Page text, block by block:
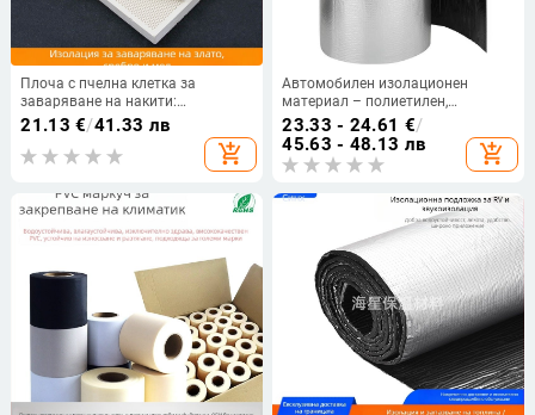
Плоча с пчелна клетка за
заваряване на накити:
заваряване на злато, сребро и
мед; изолационна плоча за
заваряване; кварцова
огнеупорна тухла; инструменти
за позлата
21.13 €/41.33 лв
add_shopping_cart
Автомобилен изолационен
материал – полиетилен,
микропорозна структура,
сърцевина полиестерно влакно,
навивка, термична проводимост
0.035 W/m·K.
23.33 - 24.61 €/
45.63 - 48.13 лв
add_shopping_cart